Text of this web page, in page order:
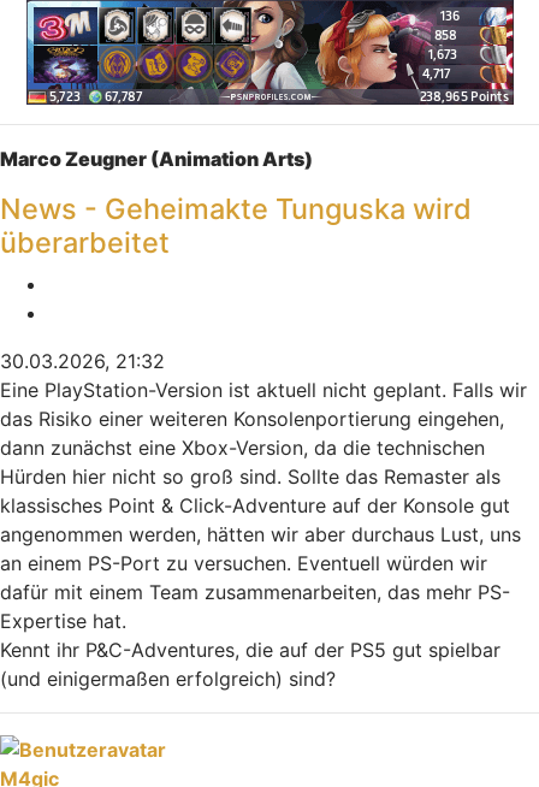
Nach oben
Marco Zeugner (Animation Arts)
News - Geheimakte Tunguska wird
überarbeitet
30.03.2026, 21:32
Eine PlayStation-Version ist aktuell nicht geplant. Falls wir
das Risiko einer weiteren Konsolenportierung eingehen,
dann zunächst eine Xbox-Version, da die technischen
Hürden hier nicht so groß sind. Sollte das Remaster als
klassisches Point & Click-Adventure auf der Konsole gut
angenommen werden, hätten wir aber durchaus Lust, uns
an einem PS-Port zu versuchen. Eventuell würden wir
dafür mit einem Team zusammenarbeiten, das mehr PS-
Expertise hat.
Kennt ihr P&C-Adventures, die auf der PS5 gut spielbar
(und einigermaßen erfolgreich) sind?
Nach oben
M4gic